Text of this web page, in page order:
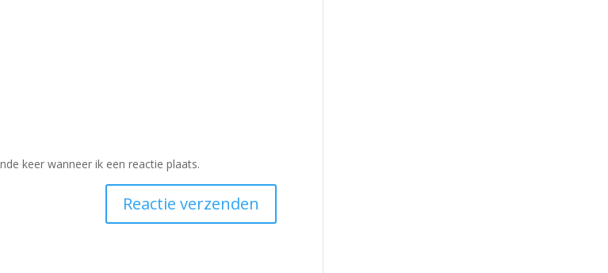
keer wanneer ik een reactie plaats.